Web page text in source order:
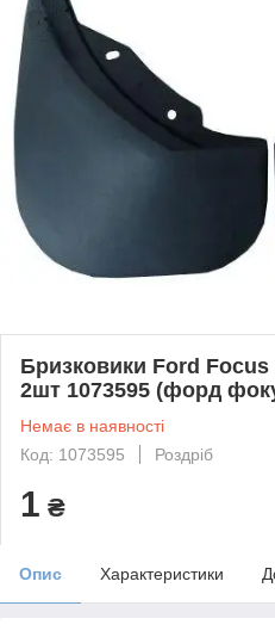
Бризковики Ford Focus
2шт 1073595 (форд
Немає в наявності
Код: 1073595
Роздріб
1 ₴
Опис Характеристики